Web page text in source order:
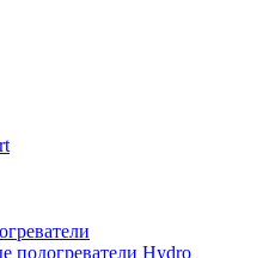
подогреватели Hydro